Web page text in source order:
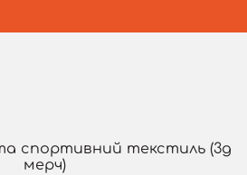
спортивний текстиль (3д
мерч)